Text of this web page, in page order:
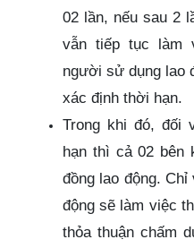
02 lần, nếu sau 2
vẫn tiếp tục làm
người sử dụng lao
xác định thời hạn.
Trong khi đó, đối
hạn thì cả 02 bên
đồng lao động.
động sẽ làm việc
thỏa thuận chấm